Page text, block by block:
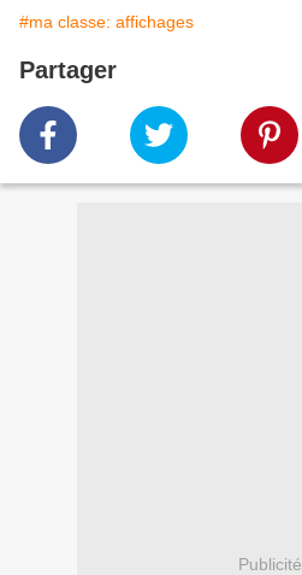
#ma classe: affichages
Partager
Publicité